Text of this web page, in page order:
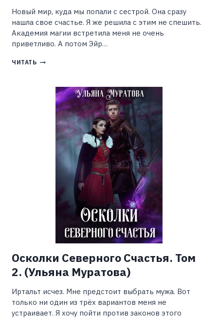
Новый мир, куда мы попали с сестрой. Она сразу
нашла свое счастье. Я же решила с этим не спешить.
Академия магии встретила меня не очень
приветливо. А потом Эйр…
ЧИТАТЬ ДЕМОН
(АЛЕНА
ТАРАСЕНКО)
Осколки Северного Счастья. Том
2. (Ульяна Муратова)
Иртальт исчез. Мне предстоит выбрать мужа. Вот
только ни один из трёх вариантов меня не
устраивает. Я хочу пойти против законов этого